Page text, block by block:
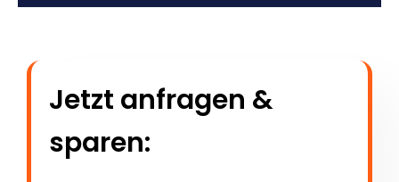
Jetzt anfragen &
sparen: